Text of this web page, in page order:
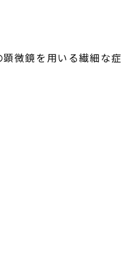
微鏡を用いる繊細な